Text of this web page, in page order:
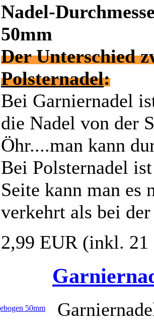
Nadel-
50mm
Der Unterschied
Polsternadel:
Bei Garniernadel
die Nadel von der
Öhr....man kann
Bei Polsternadel
Seite kann man es
verkehrt als bei
2,99 EUR (inkl.